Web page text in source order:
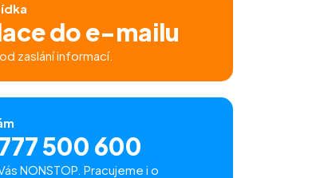
do e-mailu
zaslání informací.
500 600
NONSTOP. Pracujeme i o